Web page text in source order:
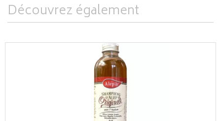
Découvrez également